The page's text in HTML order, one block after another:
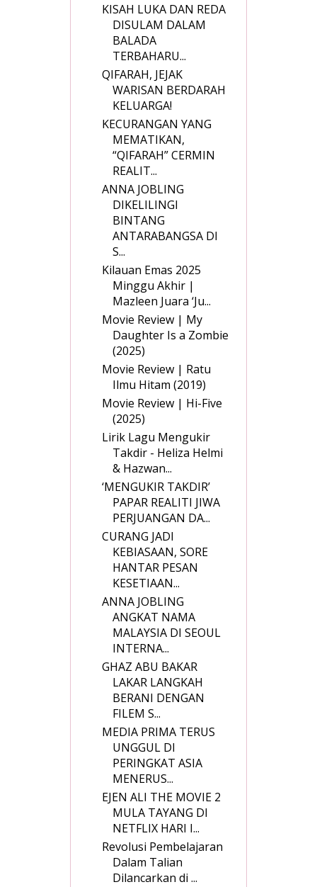
KISAH LUKA DAN REDA
DISULAM DALAM
BALADA
TERBAHARU...
QIFARAH, JEJAK
WARISAN BERDARAH
KELUARGA!
KECURANGAN YANG
MEMATIKAN,
“QIFARAH” CERMIN
REALIT...
ANNA JOBLING
DIKELILINGI
BINTANG
ANTARABANGSA DI
S...
Kilauan Emas 2025
Minggu Akhir |
Mazleen Juara ‘Ju...
Movie Review | My
Daughter Is a Zombie
(2025)
Movie Review | Ratu
Ilmu Hitam (2019)
Movie Review | Hi-Five
(2025)
Lirik Lagu Mengukir
Takdir - Heliza Helmi
& Hazwan...
‘MENGUKIR TAKDIR’
PAPAR REALITI JIWA
PERJUANGAN DA...
CURANG JADI
KEBIASAAN, SORE
HANTAR PESAN
KESETIAAN...
ANNA JOBLING
ANGKAT NAMA
MALAYSIA DI SEOUL
INTERNA...
GHAZ ABU BAKAR
LAKAR LANGKAH
BERANI DENGAN
FILEM S...
MEDIA PRIMA TERUS
UNGGUL DI
PERINGKAT ASIA
MENERUS...
EJEN ALI THE MOVIE 2
MULA TAYANG DI
NETFLIX HARI I...
Revolusi Pembelajaran
Dalam Talian
Dilancarkan di ...